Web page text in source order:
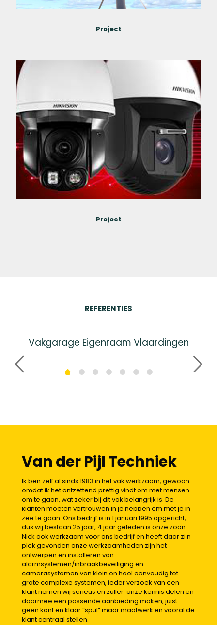
Project
Project
REFERENTIES
Vakgarage Eigenraam Vlaardingen
Van der Pijl Techniek
Ik ben zelf al sinds 1983 in het vak werkzaam, gewoon
omdat ik het ontzettend prettig vindt om met mensen
om te gaan, wat zeker bij dit vak belangrijk is. De
klanten moeten vertrouwen in je hebben om met je in
zee te gaan. Ons bedrijf is in 1 januari 1995 opgericht,
dus wij bestaan 25 jaar, 4 jaar geleden is onze zoon
Nick ook werkzaam voor ons bedrijf en heeft daar zijn
plek gevonden onze werkzaamheden zijn het
ontwerpen en installeren van
alarmsystemen/inbraakbeveiliging en
camerasystemen van klein en heel eenvoudig tot
grote complexe systemen, ieder verzoek van een
klant nemen wij serieus en zullen onze kennis delen en
daarmee een passende aanbieding maken, juist
geen kant en klaar “spul” maar maatwerk en vooral de
klant centraal stellen.